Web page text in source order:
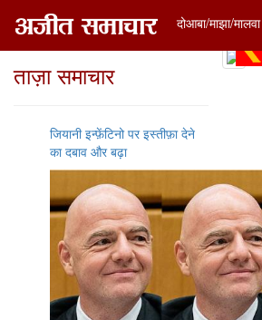
दोआबा/माझा/मालवा
ताज़ा समाचार
जियानी इन्फ़ेंटिनो पर इस्तीफ़ा देने
का दबाव और बढ़ा